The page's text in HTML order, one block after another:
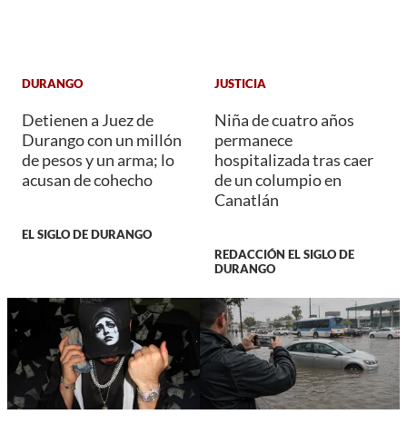
DURANGO
Detienen a Juez de
Durango con un millón
de pesos y un arma; lo
acusan de cohecho
EL SIGLO DE DURANGO
JUSTICIA
Niña de cuatro años
permanece
hospitalizada tras caer
de un columpio en
Canatlán
REDACCIÓN EL SIGLO DE
DURANGO